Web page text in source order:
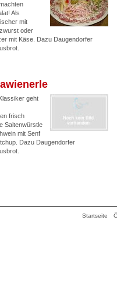
Als
mit
oder
mit Käse. Dazu Daugendorfer
geht
frisch
Saitenwürstle
mit Senf
Dazu Daugendorfer
Startseite